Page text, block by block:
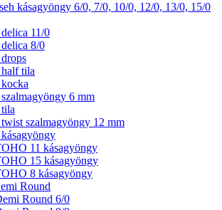
kásagyöngy 6/0, 7/0, 10/0, 12/0, 13/0, 15/0
11/0
8/0
tila
6 mm
szalmagyöngy 12 mm
11 kásagyöngy
15 kásagyöngy
8 kásagyöngy
Round
Round 6/0